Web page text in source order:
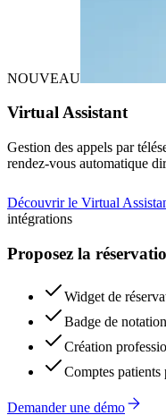
NOUVEAU
Virtual Assistant
Gestion des appels par
rendez-vous automatique
Découvrir le Virtual
intégrations
Proposez la
Widget de
Badge de
Création
Comptes
Demander une démo